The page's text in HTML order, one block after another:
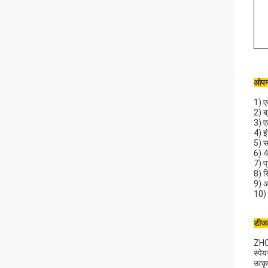
1)
2)
3)
4)
5)
6)
7)
8)
9)
10)